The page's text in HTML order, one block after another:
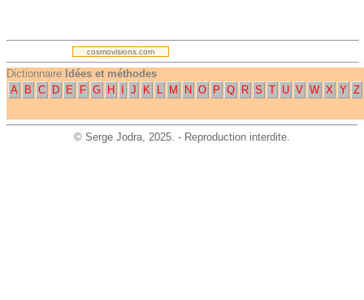
.
cosmovisions.com
Dictionnaire Idées et méthodes
A
B C D E F G H J K L M N O P Q R S T U V W X Y Z
© Serge Jodra, 2025. - Reproduction interdite.